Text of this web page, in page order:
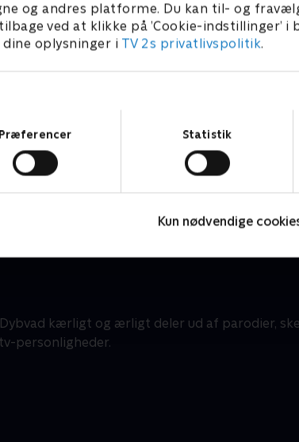
og andres platforme. Du kan til- og
ved at klikke på ’Cookie-indstillinger’ i
oplysninger i TV 2s privatlivspolitik.
Præferencer Statistik
Kun nødvendige
Dybvad kærligt og ærligt deler ud af parodier,
personligheder.